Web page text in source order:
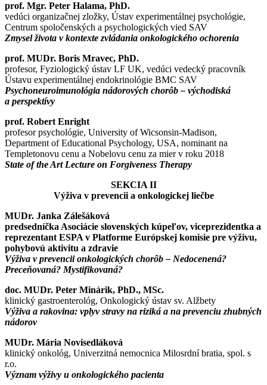
prof. Mgr. Peter Halama, PhD.
vedúci organizačnej zložky, Ústav experimentálnej psychológie,
Centrum spoločenských a psychologických vied SAV
Zmysel života v kontexte zvládania onkologického ochorenia
prof. MUDr. Boris Mravec, PhD.
profesor, Fyziologický ústav LF UK, vedúci vedecký pracovník
Ústavu experimentálnej endokrinológie BMC SAV
Psychoneuroimunológia nádorových chorôb – východiská
a perspektívy
prof. Robert Enright
profesor psychológie, University of Wicsonsin-Madison,
Department of Educational Psychology, USA, nominant na
Templetonovu cenu a Nobelovu cenu za mier v roku 2018
State of the Art Lecture on Forgiveness Therapy
SEKCIA II
Výživa v prevencii a onkologickej liečbe
MUDr. Janka Zálešáková
predsedníčka Asociácie slovenských kúpeľov, viceprezidentka a
reprezentant ESPA v Platforme Európskej komisie pre výživu,
pohybovú aktivitu a zdravie
Výživa v prevencii onkologických chorôb – Nedocenená?
Preceňovaná? Mystifikovaná?
doc. MUDr. Peter Minárik, PhD., MSc.
klinický gastroenterológ, Onkologický ústav sv. Alžbety
Výživa a rakovina: vplyv stravy na riziká a na prevenciu zhubných
nádorov
MUDr. Mária Novisedláková
klinický onkológ, Univerzitná nemocnica Milosrdní bratia, spol. s
r.o.
Význam výživy u onkologického pacienta